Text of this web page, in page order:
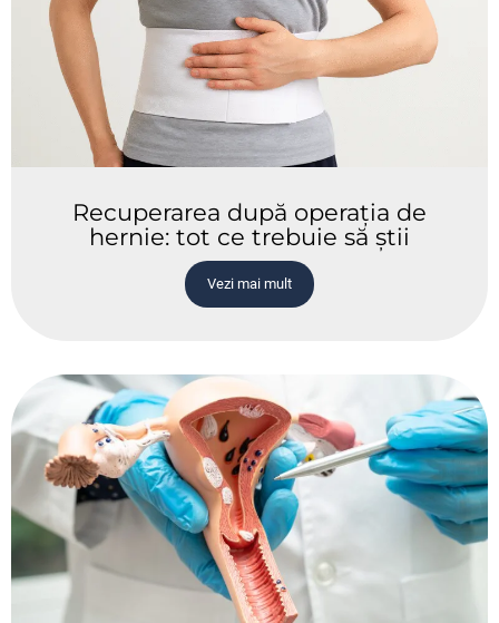
Recuperarea după operația de
hernie: tot ce trebuie să știi
Vezi mai mult